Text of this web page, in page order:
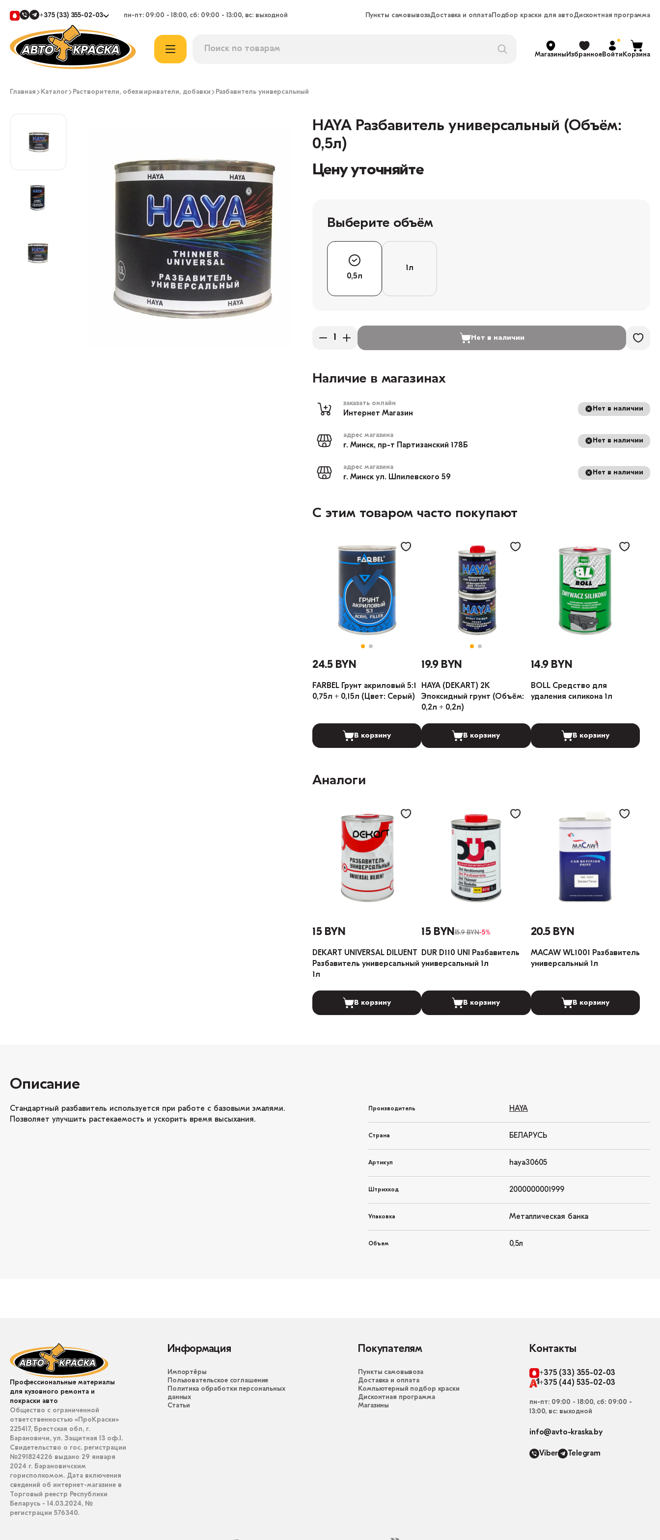
+375 (33) 355-02-03 пн-пт: 09:00 - 18:00, сб: 09:00 - 13:00, вс: выходной Пункты самовывозаДоставка и оплатаПодбор краски для автоДисконтная программа
МагазиныИзбранноеВойтиКорзина
Главная Каталог Растворители, обезжириватели, добавки Разбавитель универсальный
HAYA Разбавитель универсальный (Объём:
0,5л)
Цену уточняйте
Выберите объём
0,5л
1л
Нет в наличии
Наличие в магазинах
заказать онлайн
Интернет Магазин
Нет в наличии
адрес магазина
г. Минск, пр-т Партизанский 178Б
Нет в наличии
адрес магазина
г. Минск ул. Шпилевского 59
Нет в наличии
С этим товаром часто покупают
24.5 BYN
FARBEL Грунт акриловый 5:1
0,75л + 0,15л (Цвет: Серый)
В корзину
19.9 BYN
HAYA (DEKART) 2K
Эпоксидный грунт (Объём:
0,2л + 0,2л)
В корзину
14.9 BYN
BOLL Средство для
удаления силикона 1л
В корзину
Аналоги
15 BYN
DEKART UNIVERSAL DILUENT
Разбавитель универсальный
1л
В корзину
15 BYN15.9 BYN-5%
DUR D110 UNI Разбавитель
универсальный 1л
В корзину
20.5 BYN
MACAW WL1001 Разбавитель
универсальный 1л
В корзину
Описание
Стандартный разбавитель используется при работе с базовыми эмалями.
Позволяет улучшить растекаемость и ускорить время высыхания.
Производитель HAYA
Страна БЕЛАРУСЬ
Артикул haya30605
Штрихкод 2000000001999
Упаковка Металлическая банка
Объем 0,5л
Профессиональные материалы
для кузовного ремонта и
покраски авто
Общество с ограниченной
ответственностью «ПроКраски»
225417, Брестская обл, г.
Барановичи, ул. Защитная 13 оф.1.
Свидетельство о гос. регистрации
№291824226 выдано 29 января
2024 г. Барановичским
горисполкомом. Дата включения
сведений об интернет-магазине в
Торговый реестр Республики
Беларусь - 14.03.2024, №
регистрации 576340.
Информация
Импортёры
Пользовательское соглашение
Политика обработки персональных
данных
Статьи
Покупателям
Пункты самовывоза
Доставка и оплата
Компьютерный подбор краски
Дисконтная программа
Магазины
Контакты
+375 (33) 355-02-03
+375 (44) 535-02-03
пн-пт: 09:00 - 18:00, сб: 09:00 -
13:00, вс: выходной
info@avto-kraska.by
Viber Telegram